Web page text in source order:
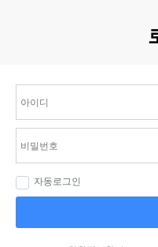
자동로그인